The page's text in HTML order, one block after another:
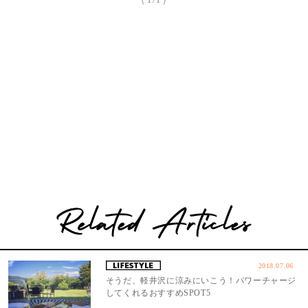
2018.07.06
そうだ、軽井沢に涼みにいこう！パワーチャージ
してくれるおすすめSPOT5